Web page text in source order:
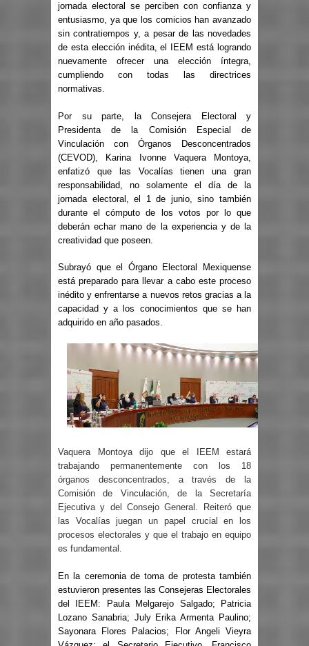
jornada electoral se perciben con confianza y
entusiasmo, ya que los comicios han avanzado
sin contratiempos y, a pesar de las novedades
de esta elección inédita, el IEEM está logrando
nuevamente ofrecer una elección íntegra,
cumpliendo con todas las directrices
normativas.
Por su parte, la Consejera Electoral y
Presidenta de la Comisión Especial de
Vinculación con Órganos Desconcentrados
(CEVOD), Karina Ivonne Vaquera Montoya,
enfatizó que las Vocalías tienen una gran
responsabilidad, no solamente el día de la
jornada electoral, el 1 de junio, sino también
durante el cómputo de los votos por lo que
deberán echar mano de la experiencia y de la
creatividad que poseen.
Subrayó que el Órgano Electoral Mexiquense
está preparado para llevar a cabo este proceso
inédito y enfrentarse a nuevos retos gracias a la
capacidad y a los conocimientos que se han
adquirido en año pasados.
Vaquera Montoya dijo que el IEEM estará
trabajando permanentemente con los 18
órganos desconcentrados, a través de la
Comisión de Vinculación, de la Secretaría
Ejecutiva y del Consejo General. Reiteró que
las Vocalías juegan un papel crucial en los
procesos electorales y que el trabajo en equipo
es fundamental.
En la ceremonia de toma de protesta también
estuvieron presentes las Consejeras Electorales
del IEEM: Paula Melgarejo Salgado; Patricia
Lozano Sanabria; July Erika Armenta Paulino;
Sayonara Flores Palacios; Flor Angeli Vieyra